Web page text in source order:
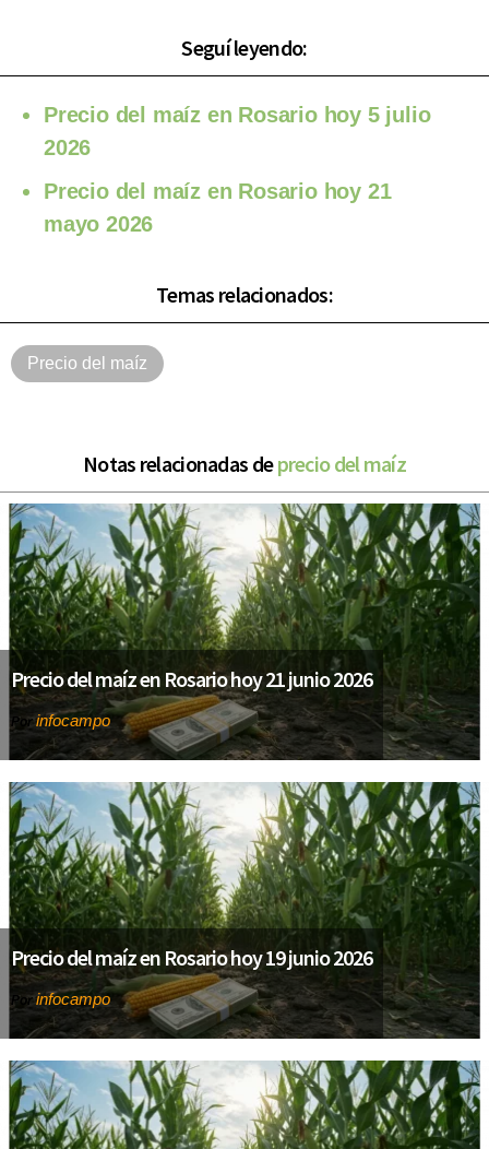
Seguí leyendo:
Precio del maíz en Rosario hoy 5 julio
2026
Precio del maíz en Rosario hoy 21
mayo 2026
Temas relacionados:
Precio del maíz
Notas relacionadas deprecio del maíz
Precio del maíz en Rosario hoy 21 junio 2026
Porinfocampo
Precio del maíz en Rosario hoy 19 junio 2026
Porinfocampo